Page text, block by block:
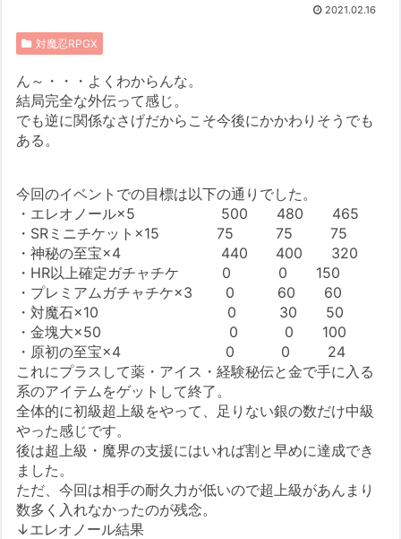
2021.02.16
対魔忍RPGX
ん～・・・よくわからんな。
結局完全な外伝って感じ。
でも逆に関係なさげだからこそ今後にかかわりそうでも
ある。
今回のイベントでの目標は以下の通りでした。
・エレオノール×5 500 480 465
・SRミニチケット×15 75 75 75
・神秘の至宝×4 440 400 320
・HR以上確定ガチャチケ 0 0 150
・プレミアムガチャチケ×3 0 60 60
・対魔石×10 0 30 50
・金塊大×50 0 0 100
・原初の至宝×4 0 0 24
これにプラスして薬・アイス・経験秘伝と金で手に入る
系のアイテムをゲットして終了。
全体的に初級超上級をやって、足りない銀の数だけ中級
やった感じです。
後は超上級・魔界の支援にはいれば割と早めに達成でき
ました。
ただ、今回は相手の耐久力が低いので超上級があんまり
数多く入れなかったのが残念。
↓エレオノール結果